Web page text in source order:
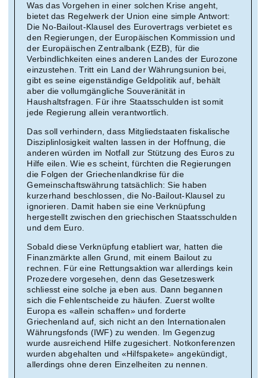
Was das Vorgehen in einer solchen Krise angeht,
bietet das Regelwerk der Union eine simple Antwort:
Die No-Bailout-Klausel des Eurovertrags verbietet es
den Regierungen, der Europäischen Kommission und
der Europäischen Zentralbank (EZB), für die
Verbindlichkeiten eines anderen Landes der Eurozone
einzustehen. Tritt ein Land der Währungsunion bei,
gibt es seine eigenständige Geldpolitik auf, behält
aber die vollumgängliche Souveränität in
Haushaltsfragen. Für ihre Staatsschulden ist somit
jede Regierung allein verantwortlich.
Das soll verhindern, dass Mitgliedstaaten fiskalische
Disziplinlosigkeit walten lassen in der Hoffnung, die
anderen würden im Notfall zur Stützung des Euros zu
Hilfe eilen. Wie es scheint, fürchten die Regierungen
die Folgen der Griechenlandkrise für die
Gemeinschaftswährung tatsächlich: Sie haben
kurzerhand beschlossen, die No-Bailout-Klausel zu
ignorieren. Damit haben sie eine Verknüpfung
hergestellt zwischen den griechischen Staatsschulden
und dem Euro.
Sobald diese Verknüpfung etabliert war, hatten die
Finanzmärkte allen Grund, mit einem Bailout zu
rechnen. Für eine Rettungsaktion war allerdings kein
Prozedere vorgesehen, denn das Gesetzeswerk
schliesst eine solche ja eben aus. Dann begannen
sich die Fehlentscheide zu häufen. Zuerst wollte
Europa es «allein schaffen» und forderte
Griechenland auf, sich nicht an den Internationalen
Währungsfonds (IWF) zu wenden. Im Gegenzug
wurde ausreichend Hilfe zugesichert. Notkonferenzen
wurden abgehalten und «Hilfspakete» angekündigt,
allerdings ohne deren Einzelheiten zu nennen.